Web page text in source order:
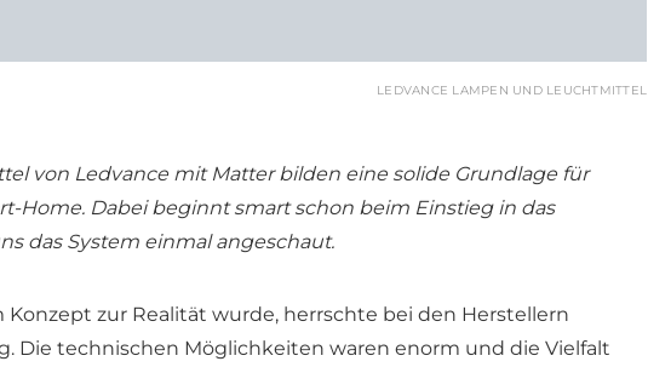
LEDVANCE LAMPEN UND LEUCHTMITTEL
von Ledvance mit Matter bilden eine solide Grundlage für
Home. Dabei beginnt smart schon beim Einstieg in das
das System einmal angeschaut.
Konzept zur Realität wurde, herrschte bei den Herstellern
Die technischen Möglichkeiten waren enorm und die Vielfalt